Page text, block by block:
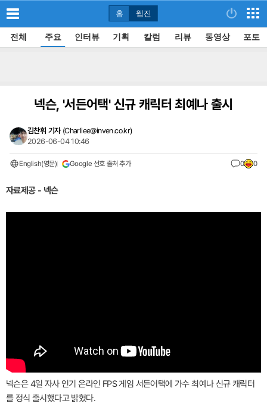
홈 웹진
전체 주요 인터뷰 기획 칼럼 리뷰 동영상 포토
넥슨, '서든어택' 신규 캐릭터 최예나 출시
김찬휘 기자 (Charliee@inven.co.kr)
2026-06-04 10:46
English(영문) Google 선호 출처 추가 0 0
자료제공 - 넥슨
넥슨은 4일 자사 인기 온라인 FPS 게임 서든어택에 가수 최예나 신규 캐릭터
를 정식 출시했다고 밝혔다.